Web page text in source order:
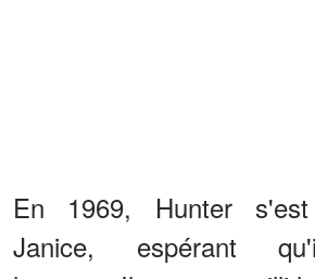
En 1969, Hunter
Janice, espérant